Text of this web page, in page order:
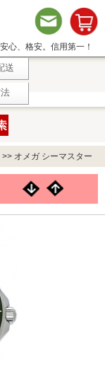
心、格安。信用第一！
送
>> オメガ シーマスター
グリーン